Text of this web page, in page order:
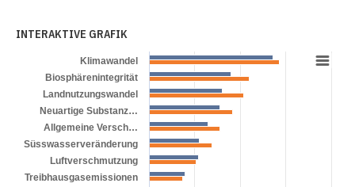
INTERAKTIVE GRAFIK
Klimawandel
Biosphärenintegrität
Landnutzungswandel
Neuartige Substanz…
Allgemeine Versch…
Süsswasserveränderung
Luftverschmutzung
Treibhausgasemissionen